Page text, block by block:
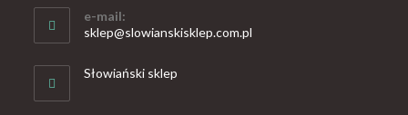
e-mail:
sklep@slowianskisklep.com.pl
Słowiański sklep